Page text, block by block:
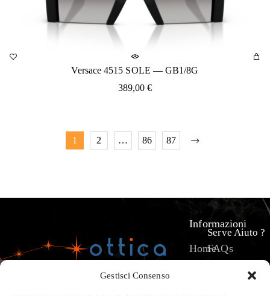
Gestisci Consenso
Versace 4515 SOLE — GB1/8G
389,00€
1 2 … 86 87
Informazioni
Home
Serve Aiuto ?
FAQs
La mia